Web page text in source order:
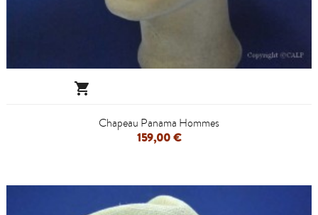

Chapeau Panama Hommes
159,00 €